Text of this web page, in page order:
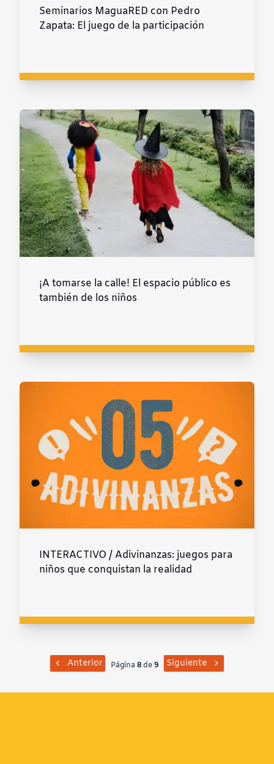
Seminarios MaguaRED con Pedro
Zapata: El juego de la participación
¡A tomarse la calle! El espacio público es
también de los niños
INTERACTIVO / Adivinanzas: juegos para
niños que conquistan la realidad
Anterior Página 8 de9 Siguiente